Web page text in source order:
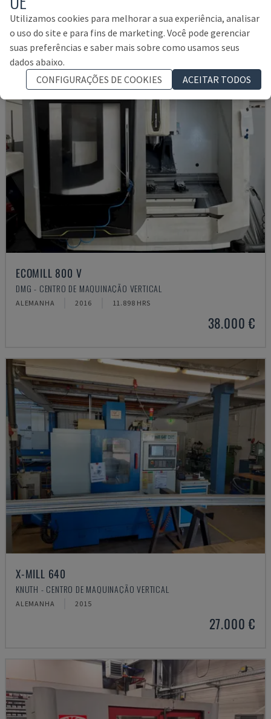
ITÁLIA
21.000 €
ECOMILL 800 V
DMG - CENTRO DE MAQUINAÇÃO VERTICAL
ALEMANHA 2016 11.898 HRS
38.000 €
X-MILL 640
KNUTH - CENTRO DE MAQUINAÇÃO VERTICAL
ALEMANHA 2015
27.000 €
Utilizamos cookies para melhorar a sua experiência, analisar
o uso do site e para fins de marketing. Você pode gerenciar
suas preferências e saber mais sobre como usamos seus
dados abaixo.
CONFIGURAÇÕES DE COOKIES
ACEITAR TODOS